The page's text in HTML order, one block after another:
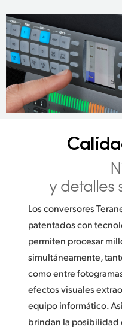
y detalles
Los conversores
patentados con
permiten procesar
simultáneamente,
como entre
efectos visuales
equipo informático.
brindan la posibilidad